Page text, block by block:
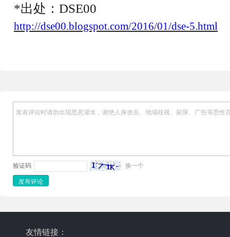
*出处：DSE00
http://dse00.blogspot.com/2016/01/dse-5.html
发表评论时请勿出现恶意灌水，谢绝人身攻击、地域歧视、刷屏、广告等恶
验证码 换一个
友情链接：